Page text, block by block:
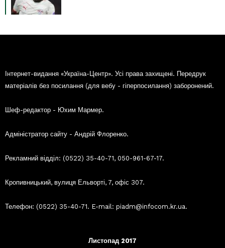
Інтернет-видання «Україна-Центр». Усі права захищені. Передрук
матеріалів без посилання (для вебу - гіперпосилання) заборонений.
Шеф-редактор - Юхим Мармер.
Адміністратор сайту - Андрій Флоренко.
Рекламний відділ: (0522) 35-40-71, 050-961-67-17.
Кропивницький, вулиця Ельворті, 7, офіс 307.
Телефон: (0522) 35-40-71. E-mail: piadm@infocom.kr.ua.
Листопад 2017